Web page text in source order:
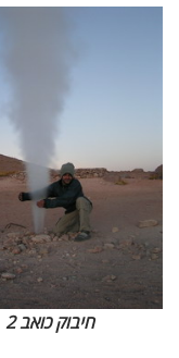
חיבוק כואב 2